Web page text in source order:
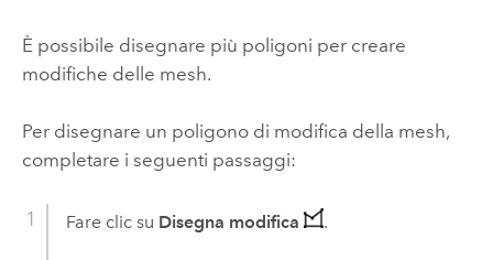
È possibile disegnare più poligoni per creare
modifiche delle mesh.
Per disegnare un poligono di modifica della mesh,
completare i seguenti passaggi:
Fare clic su Disegna modifica .